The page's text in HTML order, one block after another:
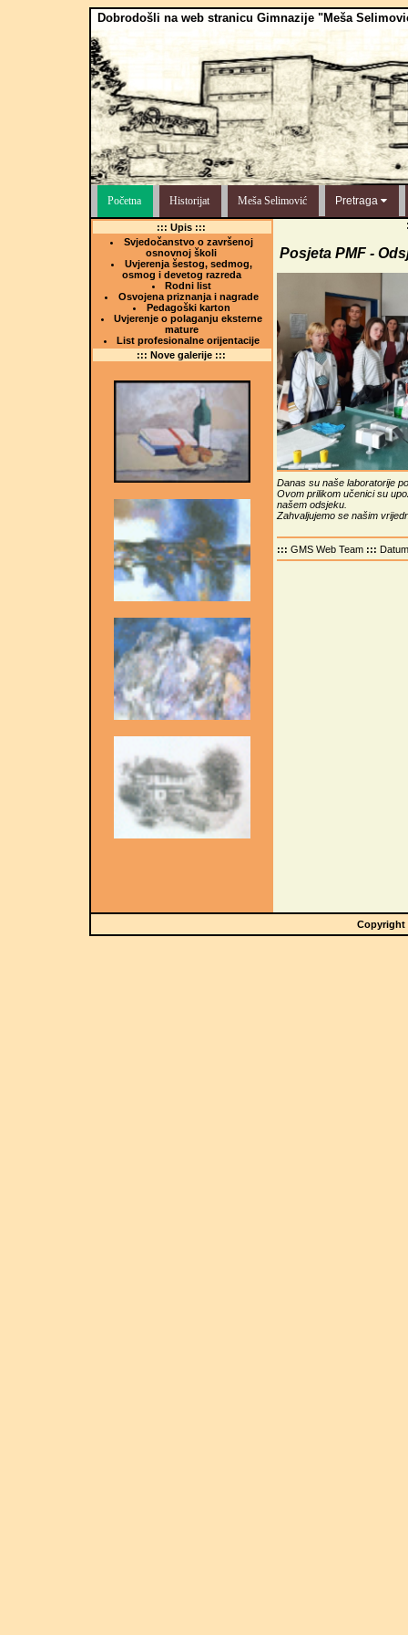
Dobrodošli na web stranicu Gimnazije "Meša
Početna Historijat Meša Selimović Pretraga
::: Upis :::
Svjedočanstvo o završenoj
osnovnoj školi
Uvjerenja šestog, sedmog,
osmog i devetog razreda
Rodni list
Osvojena priznanja i nagrade
Pedagoški karton
Uvjerenje o polaganju eksterne
mature
List profesionalne orijentacije
::: Nove galerije :::
Posjeta PMF -
Danas su naše laboratorije
Ovom prilikom učenici su
našem odsjeku.
Zahvaljujemo se našim
::: GMS Web Team :::
Copyright